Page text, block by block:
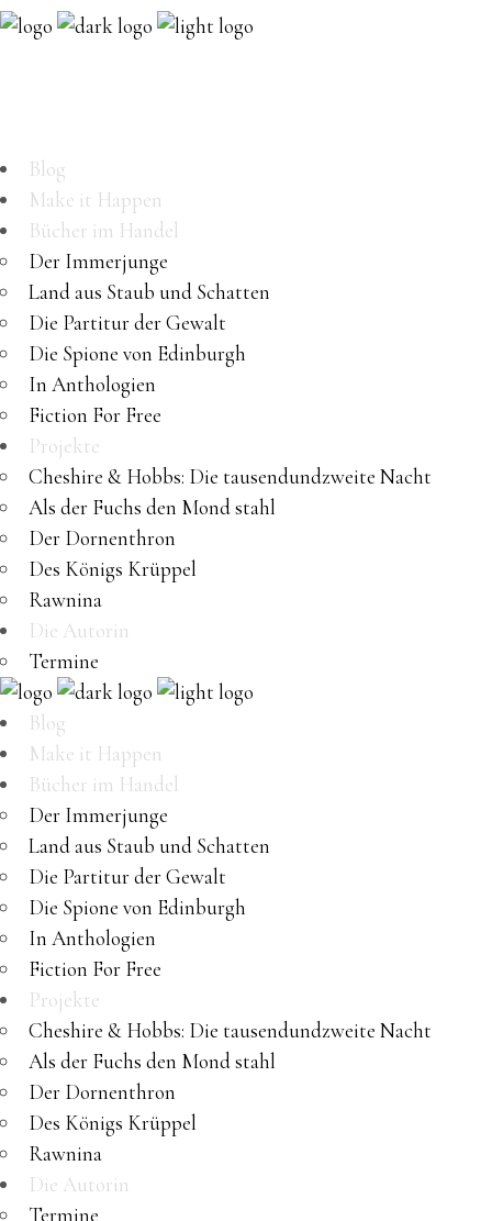
Blog
Make it Happen
Bücher im Handel
Der Immerjunge
Land aus Staub und Schatten
Die Partitur der Gewalt
Die Spione von Edinburgh
In Anthologien
Fiction For Free
Projekte
Cheshire & Hobbs: Die tausendundzweite Nacht
Als der Fuchs den Mond stahl
Der Dornenthron
Des Königs Krüppel
Rawnina
Die Autorin
Termine
Blog
Make it Happen
Bücher im Handel
Der Immerjunge
Land aus Staub und Schatten
Die Partitur der Gewalt
Die Spione von Edinburgh
In Anthologien
Fiction For Free
Projekte
Cheshire & Hobbs: Die tausendundzweite Nacht
Als der Fuchs den Mond stahl
Der Dornenthron
Des Königs Krüppel
Rawnina
Die Autorin
Termine